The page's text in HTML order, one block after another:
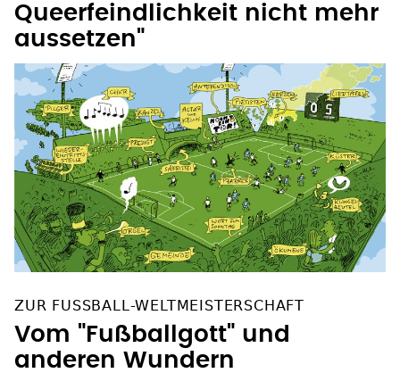
Queerfeindlichkeit nicht mehr
aussetzen"
ZUR FUSSBALL-WELTMEISTERSCHAFT
Vom "Fußballgott" und
anderen Wundern